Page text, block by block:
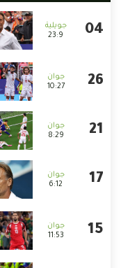
23:9
10:27
8:29
6:12
11:53